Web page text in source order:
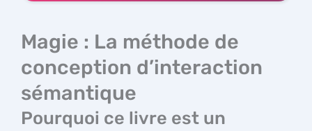
Magie : La méthode de
conception d’interaction
sémantique
Pourquoi ce livre est un